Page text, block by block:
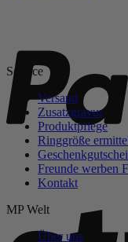
Service
Versand
Zusatzgravur
Produktpflege
Ringgröße
Freunde werben
Kontakt
MP Welt
Über uns